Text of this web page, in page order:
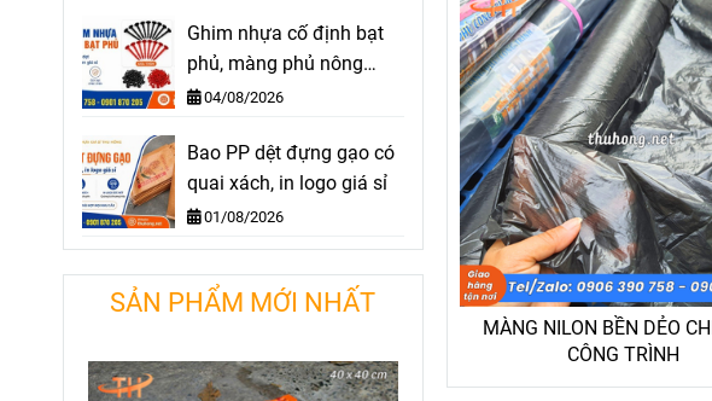
MÀNG NILON BỀN DẺO
CÔNG TRÌNH
Ghim nhựa cố định bạt
phủ, màng phủ nông
nghiệp giá sỉ
04/08/2026
Bao PP dệt đựng gạo có
quai xách, in logo giá sỉ
01/08/2026
SẢN PHẨM MỚI NHẤT